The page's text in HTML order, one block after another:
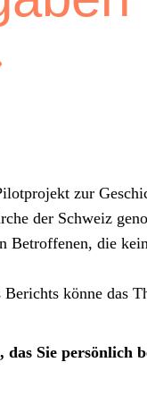
zur
der Schweiz
die
könne das
Sie per­sön­lich